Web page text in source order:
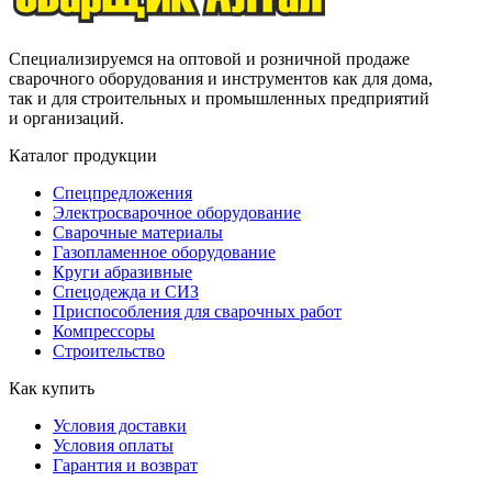
Специализируемся на оптовой и розничной продаже
сварочного оборудования и инструментов как для дома,
так и для строительных и промышленных предприятий
и организаций.
Каталог продукции
Спецпредложения
Электросварочное оборудование
Сварочные материалы
Газопламенное оборудование
Круги абразивные
Спецодежда и СИЗ
Приспособления для сварочных работ
Компрессоры
Строительство
Как купить
Условия доставки
Условия оплаты
Гарантия и возврат